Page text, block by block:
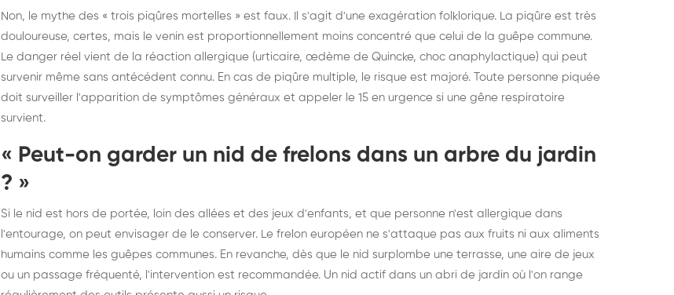
Non, le mythe des « trois piqûres mortelles » est faux. Il s'agit d'une exagération folklorique. La piqûre est très
douloureuse, certes, mais le venin est proportionnellement moins concentré que celui de la guêpe commune.
Le danger réel vient de la réaction allergique (urticaire, œdème de Quincke, choc anaphylactique) qui peut
survenir même sans antécédent connu. En cas de piqûre multiple, le risque est majoré. Toute personne piquée
doit surveiller l'apparition de symptômes généraux et appeler le 15 en urgence si une gêne respiratoire
survient.
« Peut-on garder un nid de frelons dans un arbre du jardin
? »
Si le nid est hors de portée, loin des allées et des jeux d'enfants, et que personne n'est allergique dans
l'entourage, on peut envisager de le conserver. Le frelon européen ne s'attaque pas aux fruits ni aux aliments
humains comme les guêpes communes. En revanche, dès que le nid surplombe une terrasse, une aire de jeux
ou un passage fréquenté, l'intervention est recommandée. Un nid actif dans un abri de jardin où l'on range